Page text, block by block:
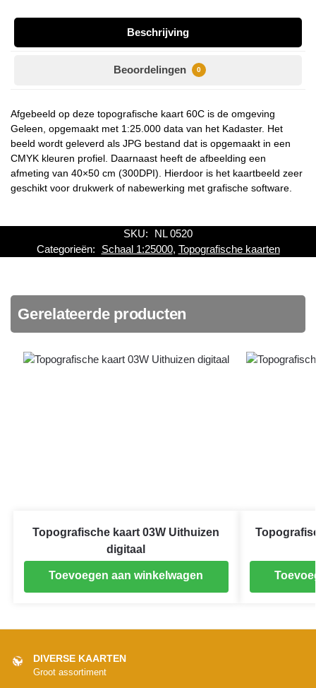
Beschrijving
Beoordelingen 0
Afgebeeld op deze topografische kaart 60C is de omgeving
Geleen, opgemaakt met 1:25.000 data van het Kadaster. Het
beeld wordt geleverd als JPG bestand dat is opgemaakt in een
CMYK kleuren profiel. Daarnaast heeft de afbeelding een
afmeting van 40×50 cm (300DPI). Hierdoor is het kaartbeeld zeer
geschikt voor drukwerk of nabewerking met grafische software.
SKU:
NL 0520
Categorieën:
Schaal 1:25000, Topografische kaarten
Gerelateerde producten
Topografische kaart 03W Uithuizen
digitaal
Toevoegen aan winkelwagen
DIVERSE KAARTEN
Groot assortiment